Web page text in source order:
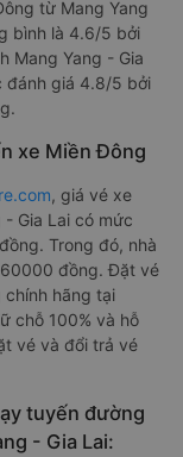
từ Mang Yang
bình là 4.6/5 bởi
Mang Yang - Gia
đánh giá 4.8/5 bởi
xe Miền Đông
, giá vé xe
Gia Lai có mức
Trong đó, nhà
đồng. Đặt vé
chính hãng tại
chỗ 100% và hỗ
vé và đổi trả vé
tuyến đường
- Gia Lai: